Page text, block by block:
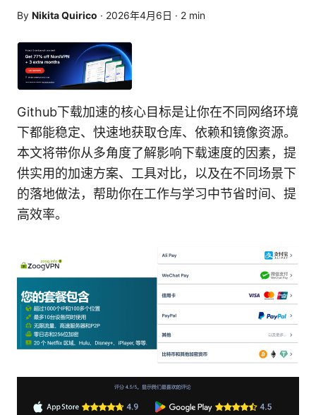
By Nikita Quirico · 2026年4月6日 · 2 min
Github下载加速的核心目标是让你在不同网络环境
下都能稳定、快速地获取仓库、依赖和镜像资源。
本文将带你从多角度了解影响下载速度的因素，提
供实用的加速方案、工具对比，以及在不同场景下
的落地做法，帮助你在工作与学习中节省时间、提
高效率。